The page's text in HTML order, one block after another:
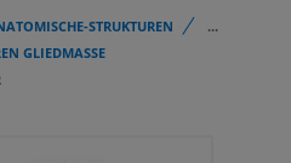
STRUKTUREN
...
GLIEDMASSE